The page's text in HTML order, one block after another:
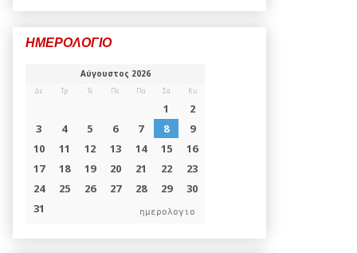
ΗΜΕΡΟΛΟΓΙΟ
ημερολογιο